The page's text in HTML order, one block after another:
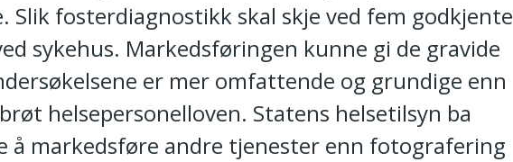
Slik fosterdiagnostikk skal skje ved fem godkjente
sykehus. Markedsføringen kunne gi de gravide
er mer omfattende og grundige enn
helsepersonelloven. Statens helsetilsyn ba
å markedsføre andre tjenester enn fotografering